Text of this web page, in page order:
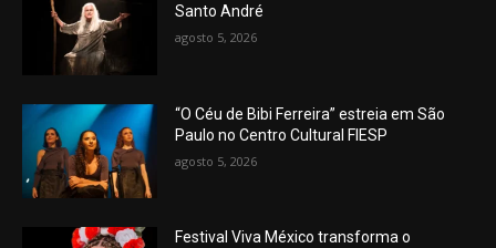
Santo André
agosto 5, 2026
“O Céu de Bibi Ferreira” estreia em São
Paulo no Centro Cultural FIESP
agosto 5, 2026
Festival Viva México transforma o